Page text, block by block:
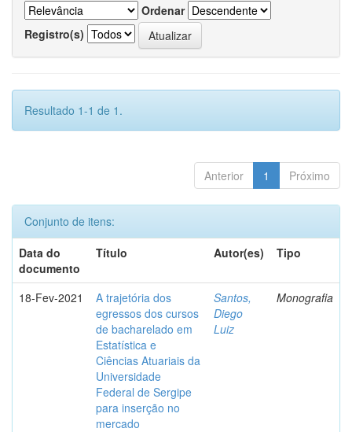
Ordenar
Registro(s)
Resultado 1-1 de 1.
Anterior 1 Próximo
Conjunto de itens:
Data do
documento
Título Autor(es) Tipo
18-Fev-2021
A trajetória dos
egressos dos cursos
de bacharelado em
Estatística e
Ciências Atuariais da
Universidade
Federal de Sergipe
para inserção no
mercado
Santos,
Diego
Luiz
Monografia